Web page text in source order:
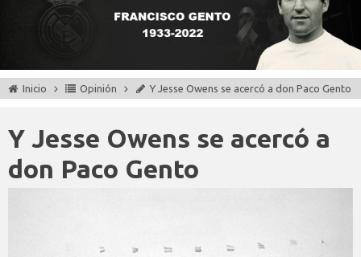
Inicio Opinión Y Jesse Owens se acercó a don Paco Gento
Y Jesse Owens se acercó a
don Paco Gento